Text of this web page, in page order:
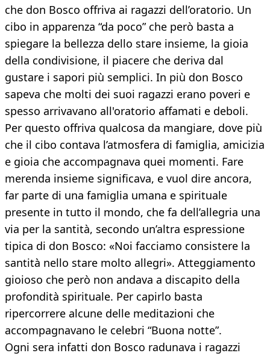
che don Bosco offriva ai ragazzi dell’oratorio. Un
cibo in apparenza “da poco” che però basta a
spiegare la bellezza dello stare insieme, la gioia
della condivisione, il piacere che deriva dal
gustare i sapori più semplici. In più don Bosco
sapeva che molti dei suoi ragazzi erano poveri e
spesso arrivavano all'oratorio affamati e deboli.
Per questo offriva qualcosa da mangiare, dove più
che il cibo contava l’atmosfera di famiglia, amicizia
e gioia che accompagnava quei momenti. Fare
merenda insieme significava, e vuol dire ancora,
far parte di una famiglia umana e spirituale
presente in tutto il mondo, che fa dell’allegria una
via per la santità, secondo un’altra espressione
tipica di don Bosco: «Noi facciamo consistere la
santità nello stare molto allegri». Atteggiamento
gioioso che però non andava a discapito della
profondità spirituale. Per capirlo basta
ripercorrere alcune delle meditazioni che
accompagnavano le celebri “Buona notte”.
Ogni sera infatti don Bosco radunava i ragazzi